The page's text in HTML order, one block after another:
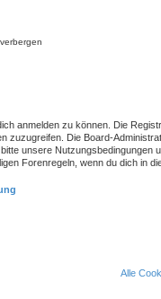
anmelden zu können. Die
zuzugreifen. Die Board-
unsere Nutzungsbedingungen
Forenregeln, wenn du dich in
Alle